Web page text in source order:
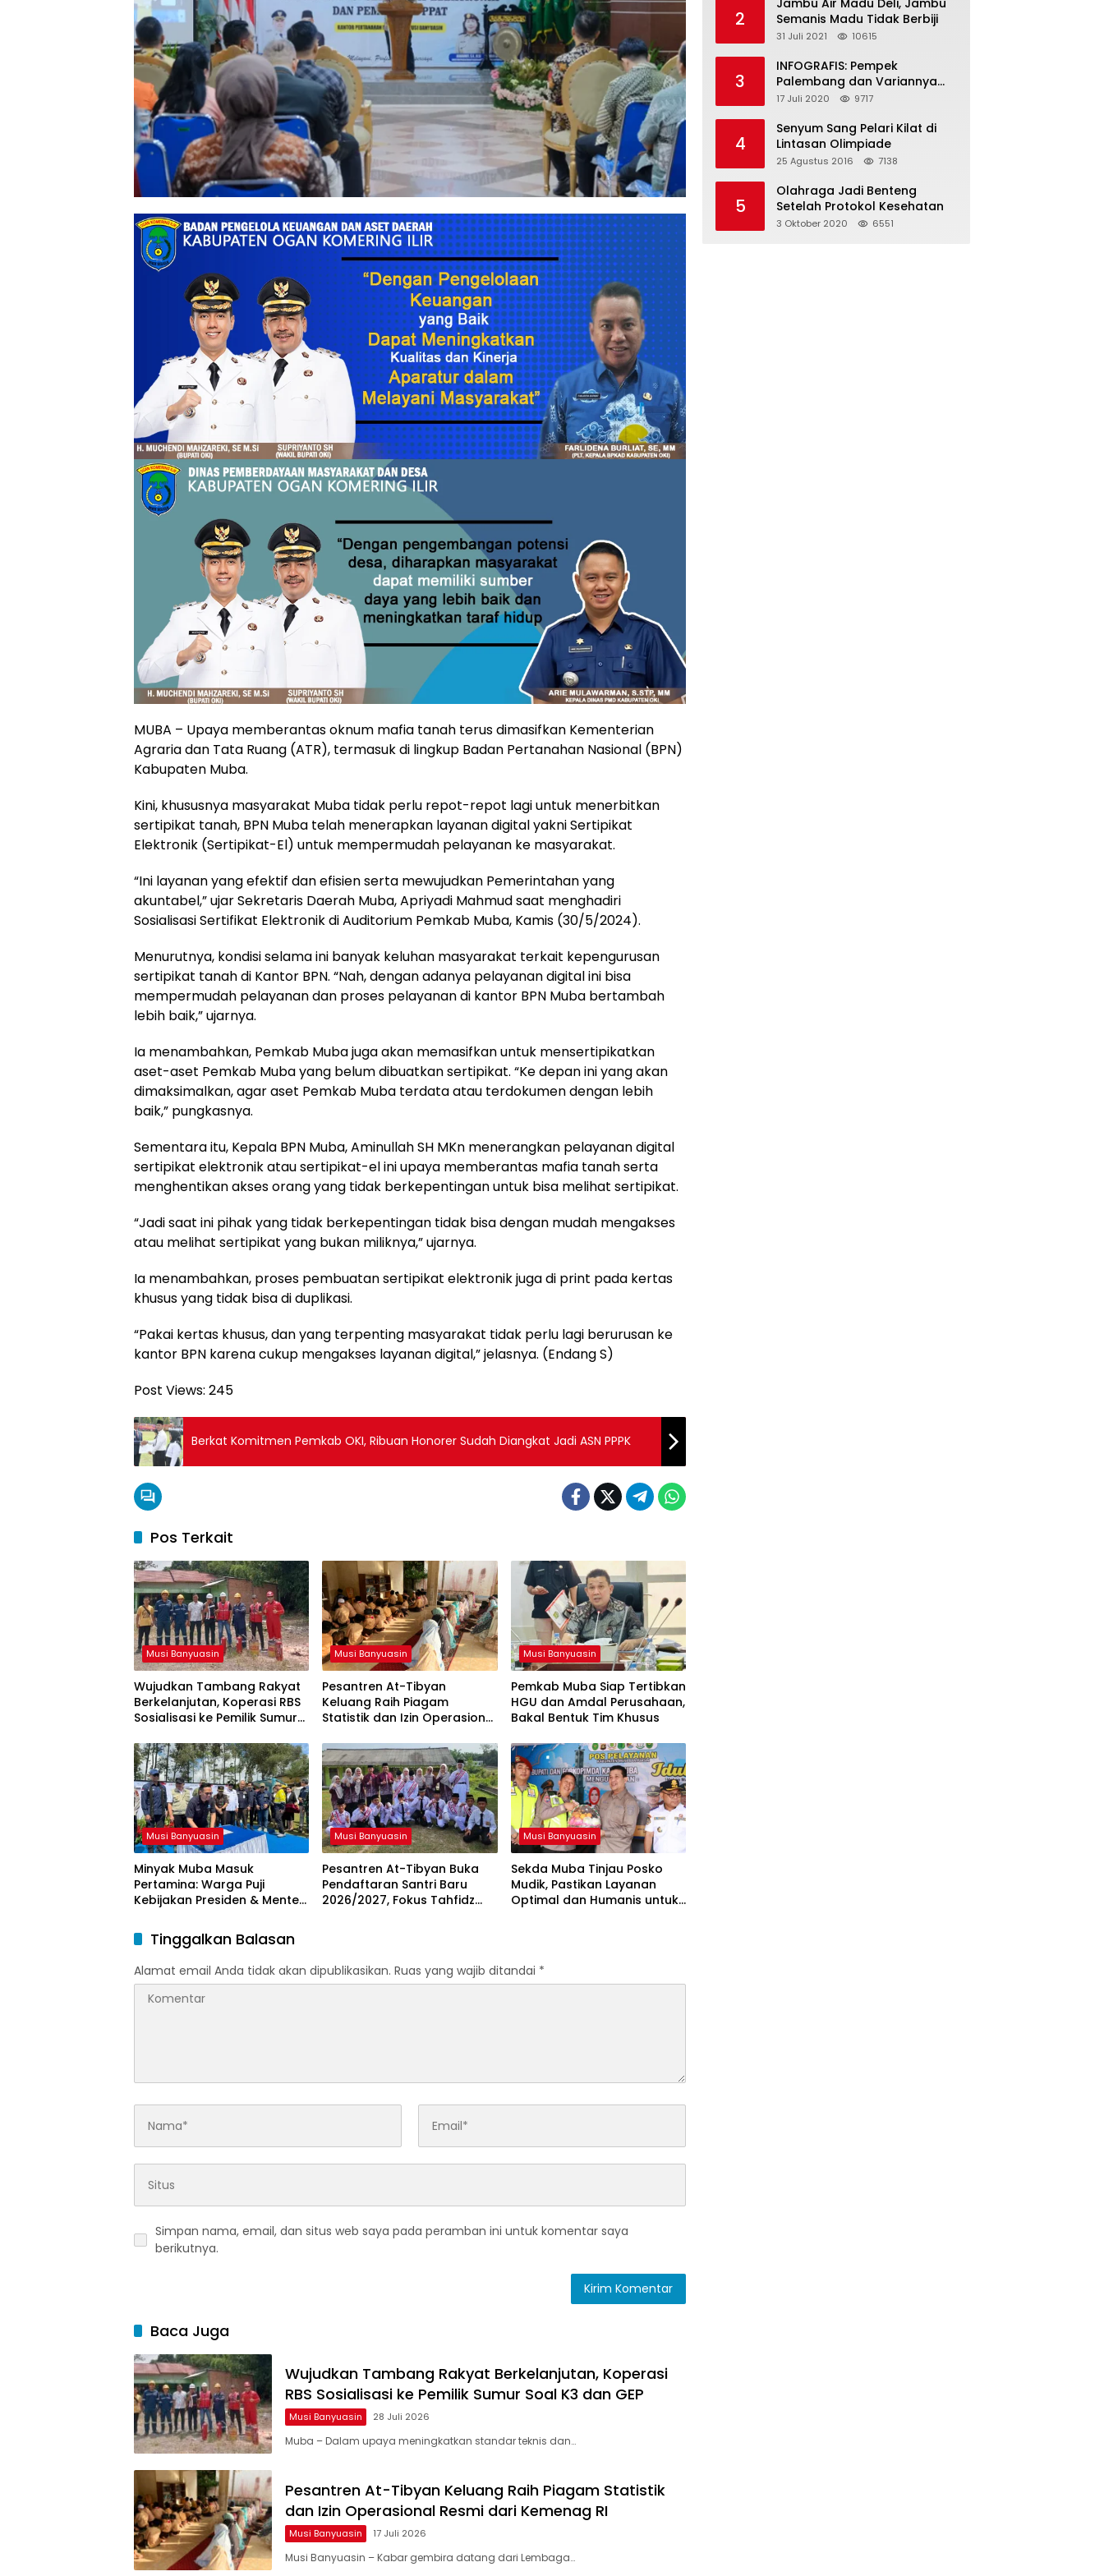
MUBA – Upaya memberantas oknum mafia tanah terus dimasifkan Kementerian
Agraria dan Tata Ruang (ATR), termasuk di lingkup Badan Pertanahan Nasional (BPN)
Kabupaten Muba.
Kini, khususnya masyarakat Muba tidak perlu repot-repot lagi untuk menerbitkan
sertipikat tanah, BPN Muba telah menerapkan layanan digital yakni Sertipikat
Elektronik (Sertipikat-El) untuk mempermudah pelayanan ke masyarakat.
“Ini layanan yang efektif dan efisien serta mewujudkan Pemerintahan yang
akuntabel,” ujar Sekretaris Daerah Muba, Apriyadi Mahmud saat menghadiri
Sosialisasi Sertifikat Elektronik di Auditorium Pemkab Muba, Kamis (30/5/2024).
Menurutnya, kondisi selama ini banyak keluhan masyarakat terkait kepengurusan
sertipikat tanah di Kantor BPN. “Nah, dengan adanya pelayanan digital ini bisa
mempermudah pelayanan dan proses pelayanan di kantor BPN Muba bertambah
lebih baik,” ujarnya.
Ia menambahkan, Pemkab Muba juga akan memasifkan untuk mensertipikatkan
aset-aset Pemkab Muba yang belum dibuatkan sertipikat. “Ke depan ini yang akan
dimaksimalkan, agar aset Pemkab Muba terdata atau terdokumen dengan lebih
baik,” pungkasnya.
Sementara itu, Kepala BPN Muba, Aminullah SH MKn menerangkan pelayanan digital
sertipikat elektronik atau sertipikat-el ini upaya memberantas mafia tanah serta
menghentikan akses orang yang tidak berkepentingan untuk bisa melihat sertipikat.
“Jadi saat ini pihak yang tidak berkepentingan tidak bisa dengan mudah mengakses
atau melihat sertipikat yang bukan miliknya,” ujarnya.
Ia menambahkan, proses pembuatan sertipikat elektronik juga di print pada kertas
khusus yang tidak bisa di duplikasi.
“Pakai kertas khusus, dan yang terpenting masyarakat tidak perlu lagi berurusan ke
kantor BPN karena cukup mengakses layanan digital,” jelasnya. (Endang S)
Post Views: 245
Berkat Komitmen Pemkab OKI, Ribuan Honorer Sudah Diangkat Jadi ASN PPPK
Pos Terkait
Musi Banyuasin
Wujudkan Tambang Rakyat
Berkelanjutan, Koperasi RBS
Sosialisasi ke Pemilik Sumur
Musi Banyuasin
Pesantren At-Tibyan
Keluang Raih Piagam
Statistik dan Izin Operasional
Musi Banyuasin
Pemkab Muba Siap Tertibkan
HGU dan Amdal Perusahaan,
Bakal Bentuk Tim Khusus
Musi Banyuasin
Minyak Muba Masuk
Pertamina: Warga Puji
Kebijakan Presiden & Menteri
Musi Banyuasin
Pesantren At-Tibyan Buka
Pendaftaran Santri Baru
2026/2027, Fokus Tahfidz
Musi Banyuasin
Sekda Muba Tinjau Posko
Mudik, Pastikan Layanan
Optimal dan Humanis untuk
Tinggalkan Balasan
Alamat email Anda tidak akan dipublikasikan. Ruas yang wajib ditandai *
Simpan nama, email, dan situs web saya pada peramban ini untuk komentar saya
berikutnya.
Baca Juga
Wujudkan Tambang Rakyat Berkelanjutan, Koperasi
RBS Sosialisasi ke Pemilik Sumur Soal K3 dan GEP
Musi Banyuasin 28 Juli 2026
Muba – Dalam upaya meningkatkan standar teknis dan…
Pesantren At-Tibyan Keluang Raih Piagam Statistik
dan Izin Operasional Resmi dari Kemenag RI
Musi Banyuasin 17 Juli 2026
Musi Banyuasin – Kabar gembira datang dari Lembaga…
2
Jambu Air Madu Deli, Jambu
Semanis Madu Tidak Berbiji
31 Juli 2021 10615
3
INFOGRAFIS: Pempek
Palembang dan Variannya
yang Melegenda
17 Juli 2020 9717
4
Senyum Sang Pelari Kilat di
Lintasan Olimpiade
25 Agustus 2016 7138
5
Olahraga Jadi Benteng
Setelah Protokol Kesehatan
3 Oktober 2020 6551